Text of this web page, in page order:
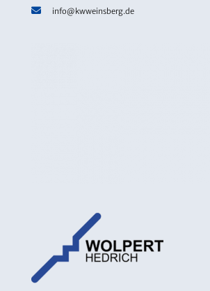
info@kwweinsberg.de